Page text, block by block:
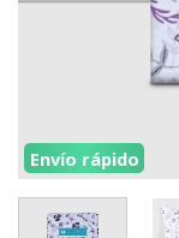
Envío rápido